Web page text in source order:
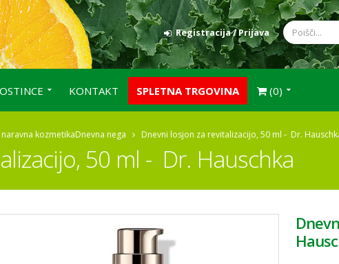
Registracija / Prijava
KONTAKT SPLETNA TRGOVINA (0)
kozmetikaDnevna nega Dnevni losjon za revitalizacijo, 50 ml - Dr.
50 ml - Dr. Hauschka